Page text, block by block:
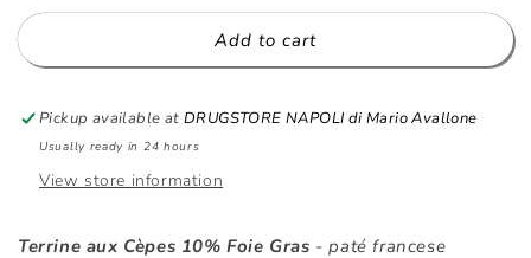
Porcini
100g
Foie
Gras
Besse
Porcini
100g
Besse
Add to cart
Pickup available atDRUGSTORE NAPOLI di Mario Avallone
Usually ready in 24 hours
View store information
Terrine aux Cèpes 10% Foie Gras - paté francese